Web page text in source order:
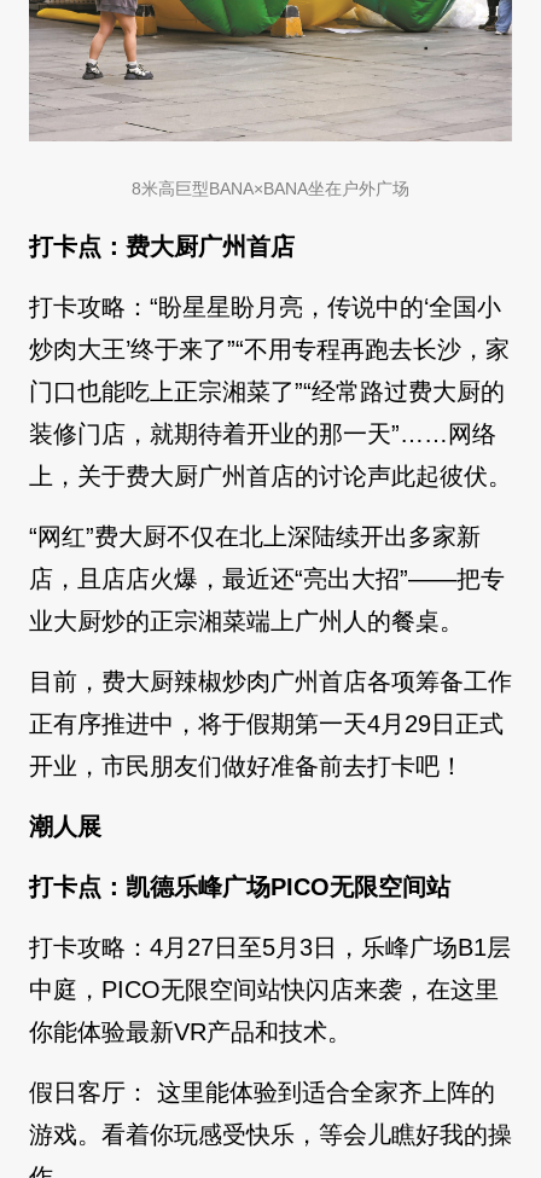
8米高巨型BANA×BANA坐在户外广场
打卡点：费大厨广州首店
打卡攻略：“盼星星盼月亮，传说中的‘全国小
炒肉大王’终于来了”“不用专程再跑去长沙，家
门口也能吃上正宗湘菜了”“经常路过费大厨的
装修门店，就期待着开业的那一天”……网络
上，关于费大厨广州首店的讨论声此起彼伏。
“网红”费大厨不仅在北上深陆续开出多家新
店，且店店火爆，最近还“亮出大招”——把专
业大厨炒的正宗湘菜端上广州人的餐桌。
目前，费大厨辣椒炒肉广州首店各项筹备工作
正有序推进中，将于假期第一天4月29日正式
开业，市民朋友们做好准备前去打卡吧！
潮人展
打卡点：凯德乐峰广场PICO无限空间站
打卡攻略：4月27日至5月3日，乐峰广场B1层
中庭，PICO无限空间站快闪店来袭，在这里
你能体验最新VR产品和技术。
假日客厅： 这里能体验到适合全家齐上阵的
游戏。看着你玩感受快乐，等会儿瞧好我的操